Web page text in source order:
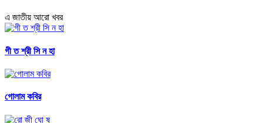
এ জাতীয় আরো খবর
গী ত শ্রী সি ন হা
গোলাম কবির